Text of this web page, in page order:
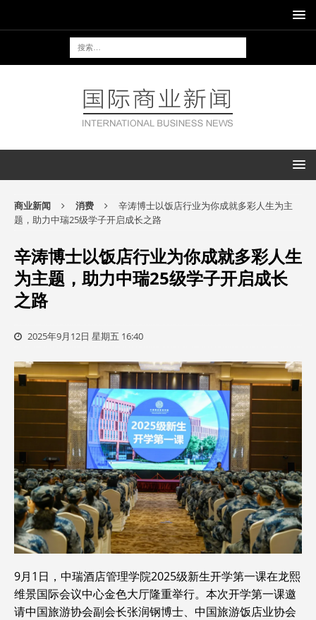
商业新闻 消费
辛涛博士以饭店行业为你成就多彩人生为主
题，助力中瑞25级学子开启成长之路
辛涛博士以饭店行业为你成就多彩人生
为主题，助力中瑞25级学子开启成长
之路
2025年9月12日 星期五 16:40
9月1日，中瑞酒店管理学院2025级新生开学第一课在龙熙
维景国际会议中心金色大厅隆重举行。本次开学第一课邀
请中国旅游协会副会长张润钢博士、中国旅游饭店业协会